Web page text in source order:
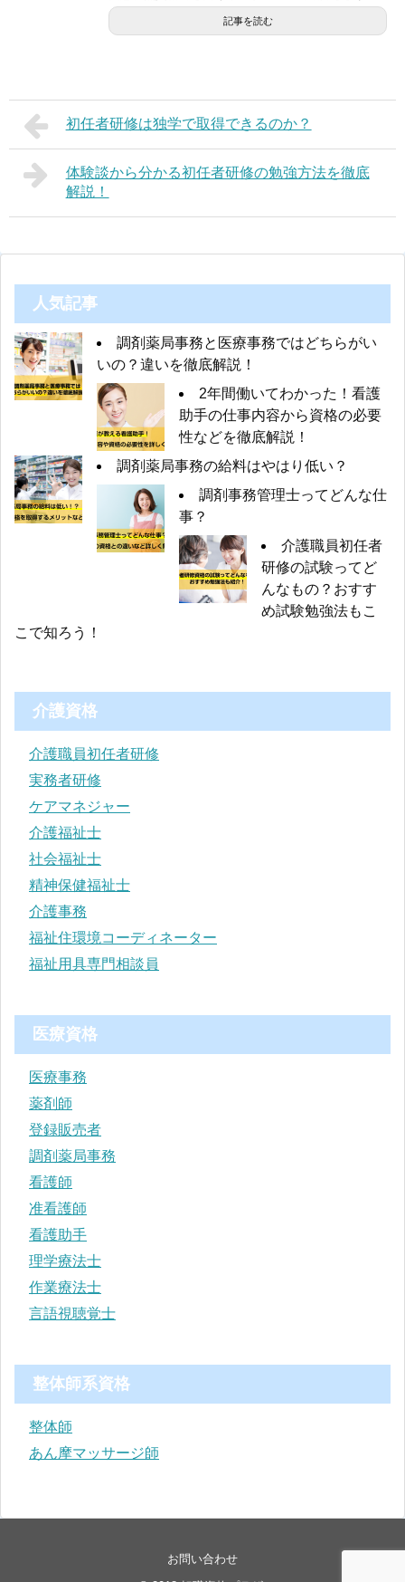
記事を読む
初任者研修は独学で取得できるのか？
体験談から分かる初任者研修の勉強方法を徹底
解説！
人気記事
調剤薬局事務と医療事務ではどちらがい
いの？違いを徹底解説！
2年間働いてわかった！看護
助手の仕事内容から資格の必要
性などを徹底解説！
調剤薬局事務の給料はやはり低い？
調剤事務管理士ってどんな仕
事？
介護職員初任者
研修の試験ってど
んなもの？おすす
め試験勉強法もこ
こで知ろう！
介護資格
介護職員初任者研修
実務者研修
ケアマネジャー
介護福祉士
社会福祉士
精神保健福祉士
介護事務
福祉住環境コーディネーター
福祉用具専門相談員
医療資格
医療事務
薬剤師
登録販売者
調剤薬局事務
看護師
准看護師
看護助手
理学療法士
作業療法士
言語視聴覚士
整体師系資格
整体師
あん摩マッサージ師
お問い合わせ